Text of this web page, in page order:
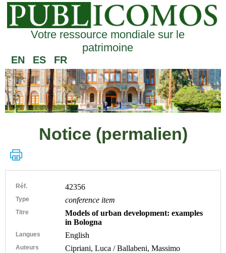
Votre ressource mondiale sur le
patrimoine
EN ES FR
Notice (permalien)
Réf. 42356
Type conference item
Titre
Models of urban development: examples
in Bologna
Langues English
Auteurs Cipriani, Luca / Ballabeni, Massimo